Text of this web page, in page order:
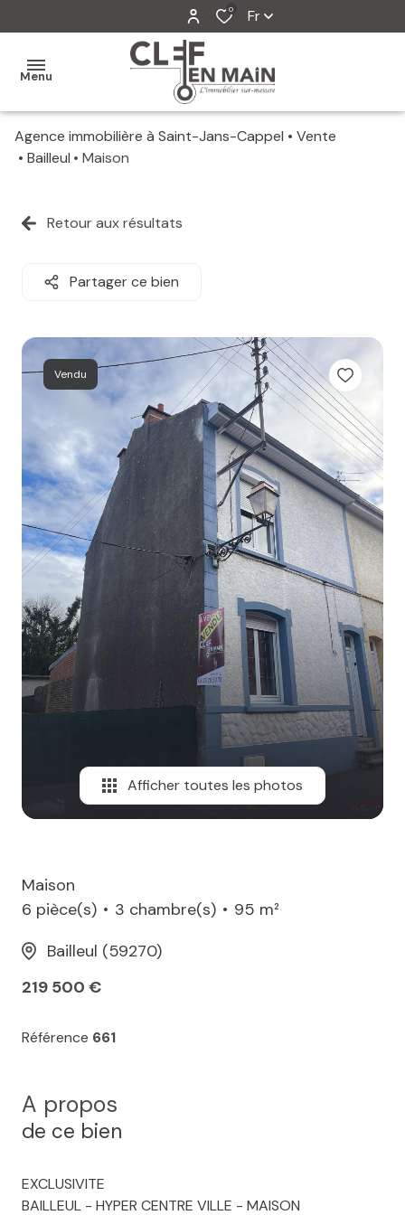
0 Fr
Menu
MON
MES
MES
ESTIMATION
ALERTE
Agence immobilière à Saint-Jans-Cappel
Vente
Bailleul
Maison
Retour aux résultats
Partager ce bien
Vendu
Afficher toutes les photos
Maison
6 pièce(s)
3 chambre(s)
95 m²
Bailleul (59270)
219 500 €
Référence 661
A propos
de ce bien
EXCLUSIVITE
BAILLEUL - HYPER CENTRE VILLE - MAISON